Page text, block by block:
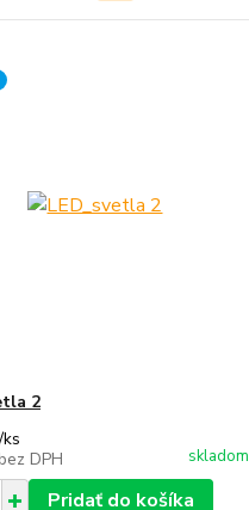
2
ks
bez DPH skladom
Pridať do košíka